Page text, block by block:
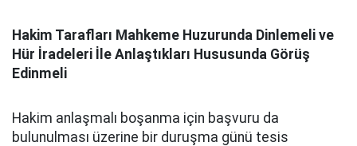
Hakim Tarafları Mahkeme Huzurunda Dinlemeli ve
Hür İradeleri İle Anlaştıkları Hususunda Görüş
Edinmeli
Hakim anlaşmalı boşanma için başvuru da
bulunulması üzerine bir duruşma günü tesis